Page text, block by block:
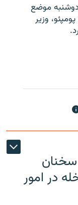
دوشنبه موضع
وزیر
سخنان
در امور